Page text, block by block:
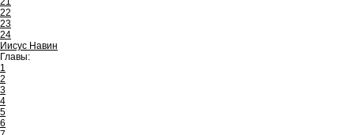
22
23
24
Иисус Навин
Главы:
1
2
3
4
5
6